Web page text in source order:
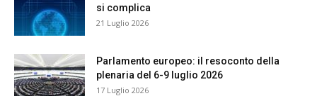
si complica
21 Luglio 2026
Parlamento europeo: il resoconto della
plenaria del 6-9 luglio 2026
17 Luglio 2026